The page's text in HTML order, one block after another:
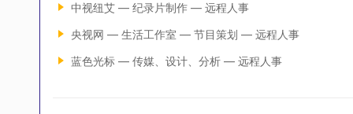
中视纽艾 — 纪录片制作 — 远程人事
央视网 — 生活工作室 — 节目策划 — 远程人事
蓝色光标 — 传媒、设计、分析 — 远程人事